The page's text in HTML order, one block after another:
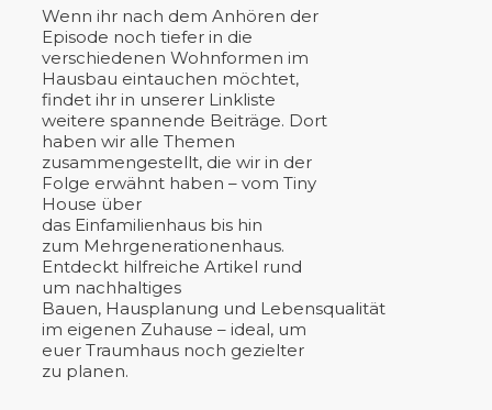
Wenn ihr nach dem Anhören der
Episode noch tiefer in die
verschiedenen Wohnformen im
Hausbau eintauchen möchtet,
findet ihr in unserer Linkliste
weitere spannende Beiträge. Dort
haben wir alle Themen
zusammengestellt, die wir in der
Folge erwähnt haben – vom Tiny
House über
das Einfamilienhaus bis hin
zum Mehrgenerationenhaus.
Entdeckt hilfreiche Artikel rund
um nachhaltiges
Bauen, Hausplanung und Lebensqualität
im eigenen Zuhause – ideal, um
euer Traumhaus noch gezielter
zu planen.